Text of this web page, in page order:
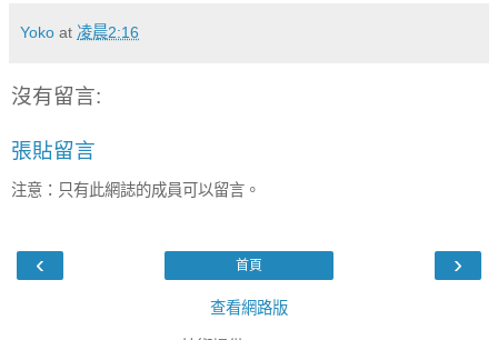
Yoko at 凌晨2:16
沒有留言:
張貼留言
注意：只有此網誌的成員可以留言。
‹ ›
首頁
查看網路版